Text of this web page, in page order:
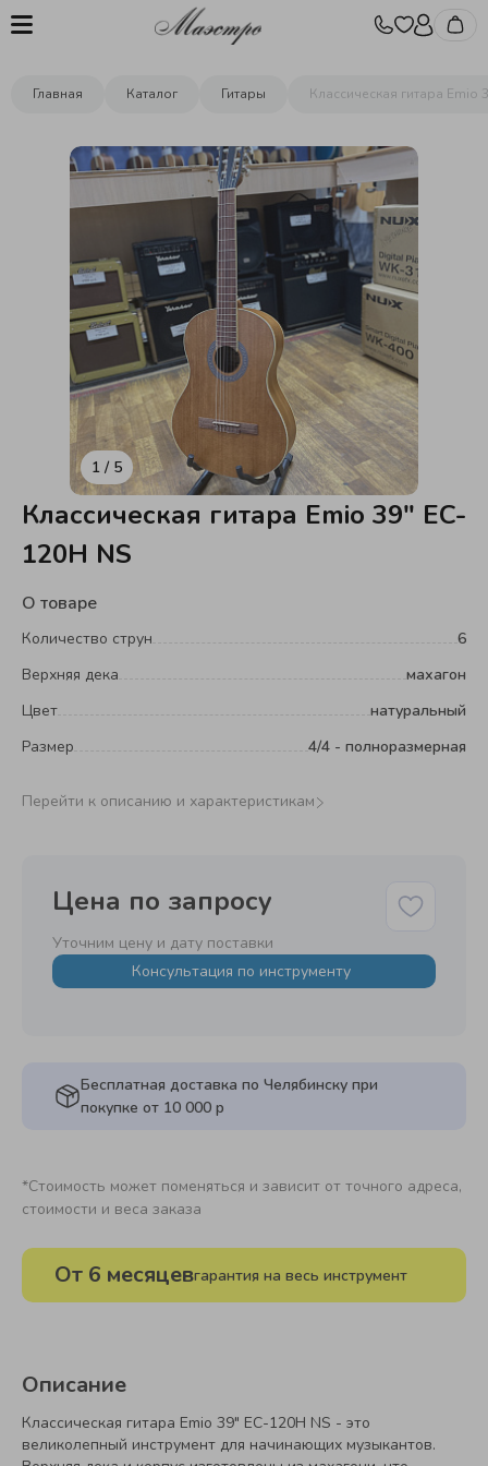
Главная Каталог Гитары Классическая гитара Emio
Классическая гитара Emio 39" EC-
120H NS
О товаре
Количество струн
6
Верхняя дека
махагон
Цвет
натуральный
Размер
4/4 - полноразмерная
Перейти к описанию и характеристикам
Цена по запросу
Уточним цену и дату поставки
Консультация по инструменту
Бесплатная доставка по Челябинску при
покупке от 10 000 р
*Стоимость может поменяться и зависит от точного адреса,
стоимости и веса заказа
От 6 месяцевгарантия на весь инструмент
Описание
Классическая гитара Emio 39" EC-120H NS - это
великолепный инструмент для начинающих музыкантов.